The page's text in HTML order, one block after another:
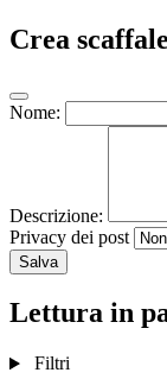
Crea scaffale
Nome:
Descrizione:
Privacy dei post
Salva
Lettura in
Filtri